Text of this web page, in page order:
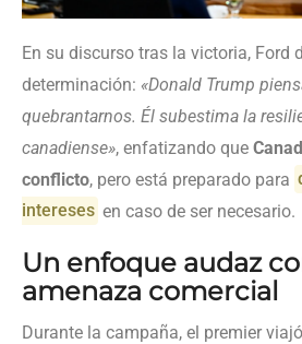
En su discurso tras la victoria, Ford
determinación: «Donald Trump
quebrantarnos. Él subestima la
canadiense», enfatizando que
conflicto, pero está preparado para
intereses en caso de ser necesario.
Un enfoque audaz
amenaza comercial
Durante la campaña, el premier